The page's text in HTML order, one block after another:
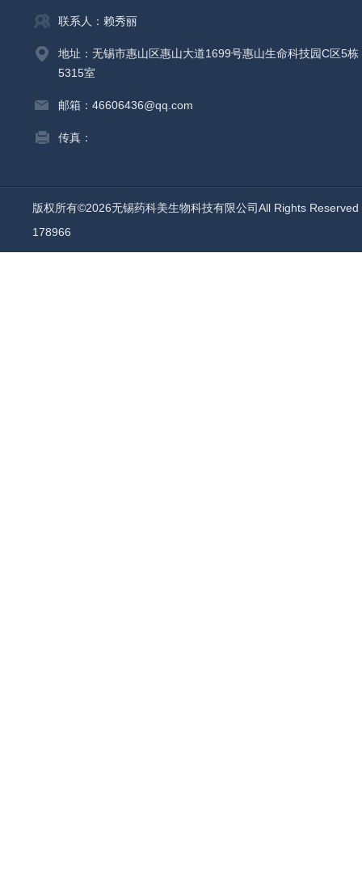
联系人：赖秀丽
地址：无锡市惠山区惠山大道1699号惠山生命科技园C区5栋
5315室
邮箱：46606436@qq.com
传真：
版权所有©2026无锡药科美生物科技有限公司All Rights
178966